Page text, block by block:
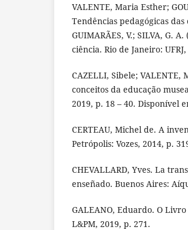
VALENTE, Maria Esther;
Tendências pedagógicas
GUIMARÃES, V.; SILVA, G.
ciência. Rio de Janeiro:
CAZELLI, Sibele; VALENTE,
conceitos da educação
2019, p. 18 – 40. Disponível
CERTEAU, Michel de. A
Petrópolis: Vozes, 2014, p.
CHEVALLARD, Yves. La
enseñado. Buenos Aires:
GALEANO, Eduardo. O
L&PM, 2019, p. 271.